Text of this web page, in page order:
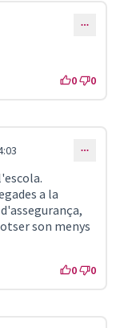
0 0
a la
son menys
0 0